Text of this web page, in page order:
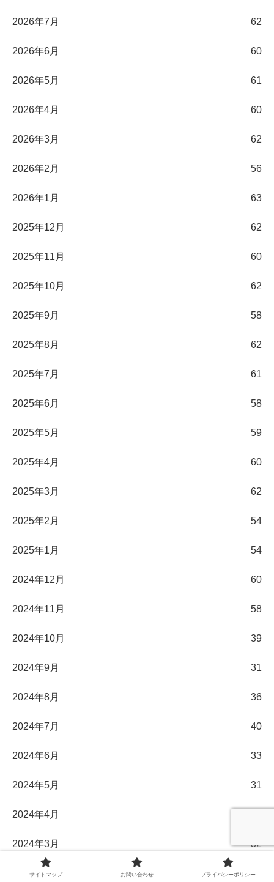
2026年7月 62
2026年6月 60
2026年5月 61
2026年4月 60
2026年3月 62
2026年2月 56
2026年1月 63
2025年12月 62
2025年11月 60
2025年10月 62
2025年9月 58
2025年8月 62
2025年7月 61
2025年6月 58
2025年5月 59
2025年4月 60
2025年3月 62
2025年2月 54
2025年1月 54
2024年12月 60
2024年11月 58
2024年10月 39
2024年9月 31
2024年8月 36
2024年7月 40
2024年6月 33
2024年5月 31
2024年4月
2024年3月 32
2024年2月 29
サイトマップ お問い合わせ プライバシーポリシー